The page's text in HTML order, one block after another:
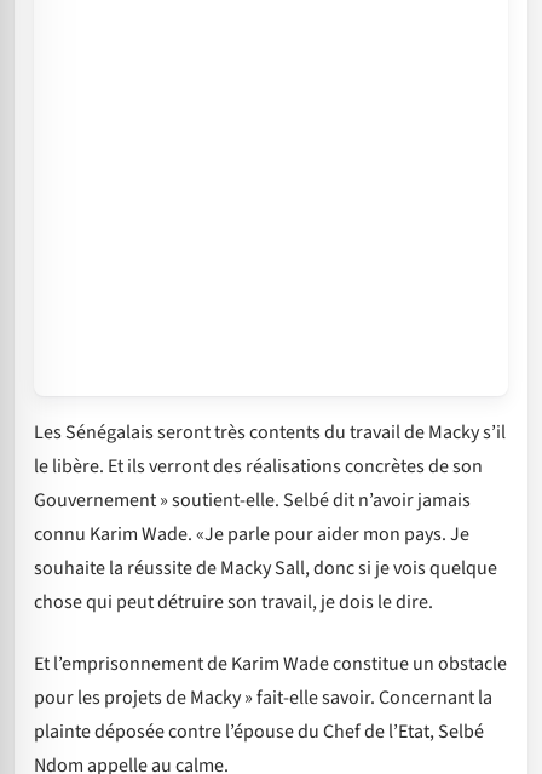
Les Sénégalais seront très contents du travail de Macky s’il
le libère. Et ils verront des réalisations concrètes de son
Gouvernement » soutient-elle. Selbé dit n’avoir jamais
connu Karim Wade. «Je parle pour aider mon pays. Je
souhaite la réussite de Macky Sall, donc si je vois quelque
chose qui peut détruire son travail, je dois le dire.
Et l’emprisonnement de Karim Wade constitue un obstacle
pour les projets de Macky » fait-elle savoir. Concernant la
plainte déposée contre l’épouse du Chef de l’Etat, Selbé
Ndom appelle au calme.